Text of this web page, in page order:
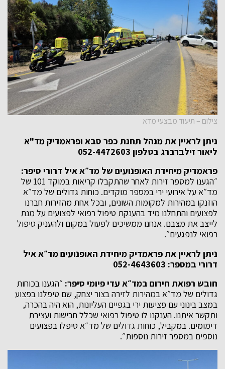
צילום – תיעוד מבצעי מדא
ניתן לראיין את מנהל תחנת כפר סבא ופראמדיק מד"א
ליאור זילברברג בטלפון 052-4472603
פראמדיק מיחידת האופנועים של מד״א איל דרורי סיפר:
״הגענו למספר זירות לאחר שהתקבלו קריאות במוקד 101 של
מד״א על אירועי ירי במספר מוקדים. כוחות גדולים של מד״א
הוזנקו במהירות למקומות השונים, ובכל אחת מהזירות חברנו
לפצועים והתחלנו מיד בהענקת טיפול רפואי לפצועים על מנת
לייצב את מצבם. אנחנו ממשיכים לפעול במקום ולהעניק טיפול
רפואי לנפגעים״.
ניתן לראיין את פראמדיק מיחידת האופנועים מד״א איל
דרורי במספר: 052-4643603
חובש רפואת חירום במד״א עדי פיומי סיפר: ״הגענו בכוחות
גדולים של מד״א במהירות לזירה בצור יצחק, שם טיפלנו בפצוע
במצב בינוני עם פציעות ירי בגפיים העליונות, הוא היה בהכרה,
ותקשר איתנו. הענקנו לו טיפול רפואי שכלל חבישות ועצירת
דימומים. במקביל, כוחות גדולים של מד״א טיפלו בפצועים
נוספים במספר זירות נוספות״.